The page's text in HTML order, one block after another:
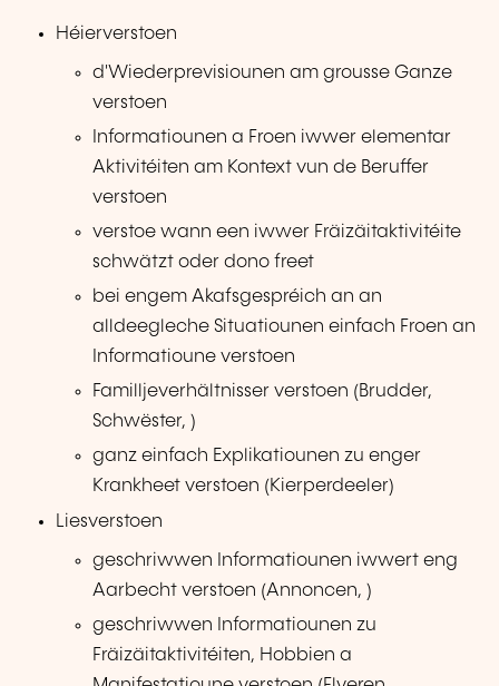
Héierverstoen
d'Wiederprevisiounen am grousse Ganze
verstoen
Informatiounen a Froen iwwer elementar
Aktivitéiten am Kontext vun de Beruffer
verstoen
verstoe wann een iwwer Fräizäitaktivitéite
schwätzt oder dono freet
bei engem Akafsgespréich an an
alldeegleche Situatiounen einfach Froen an
Informatioune verstoen
Familljeverhältnisser verstoen (Brudder,
Schwëster, )
ganz einfach Explikatiounen zu enger
Krankheet verstoen (Kierperdeeler)
Liesverstoen
geschriwwen Informatiounen iwwert eng
Aarbecht verstoen (Annoncen, )
geschriwwen Informatiounen zu
Fräizäitaktivitéiten, Hobbien a